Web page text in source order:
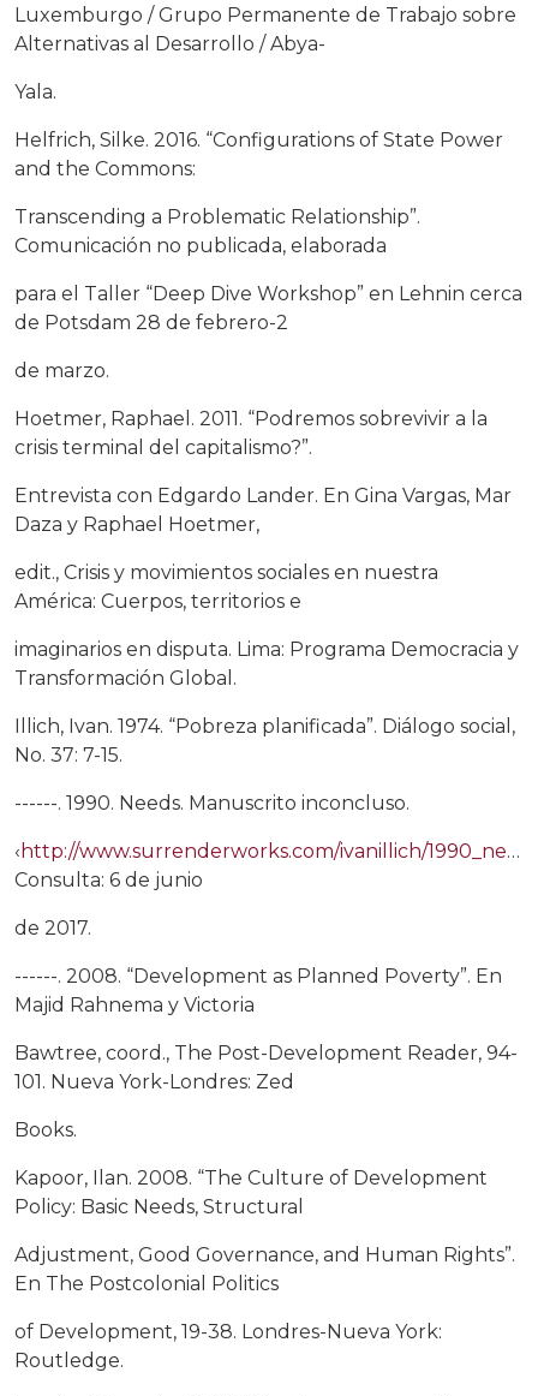
Luxemburgo / Grupo Permanente de Trabajo sobre
Alternativas al Desarrollo / Abya-
Yala.
Helfrich, Silke. 2016. “Configurations of State Power
and the Commons:
Transcending a Problematic Relationship”.
Comunicación no publicada, elaborada
para el Taller “Deep Dive Workshop” en Lehnin cerca
de Potsdam 28 de febrero-2
de marzo.
Hoetmer, Raphael. 2011. “Podremos sobrevivir a la
crisis terminal del capitalismo?”.
Entrevista con Edgardo Lander. En Gina Vargas, Mar
Daza y Raphael Hoetmer,
edit., Crisis y movimientos sociales en nuestra
América: Cuerpos, territorios e
imaginarios en disputa. Lima: Programa Democracia y
Transformación Global.
Illich, Ivan. 1974. “Pobreza planificada”. Diálogo social,
No. 37: 7-15.
------. 1990. Needs. Manuscrito inconcluso.
‹ http://www.surrenderworks.com/ivanillich/1990_needs.pdf›
Consulta: 6 de junio
de 2017.
------. 2008. “Development as Planned Poverty”. En
Majid Rahnema y Victoria
Bawtree, coord., The Post-Development Reader, 94-
101. Nueva York-Londres: Zed
Books.
Kapoor, Ilan. 2008. “The Culture of Development
Policy: Basic Needs, Structural
Adjustment, Good Governance, and Human Rights”.
En The Postcolonial Politics
of Development, 19-38. Londres-Nueva York:
Routledge.